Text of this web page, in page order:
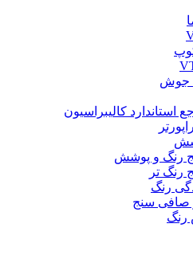
جوش
استاندارد کالیبراسیون
رنگ و پوشش
تر
رنگ
صافی سنج